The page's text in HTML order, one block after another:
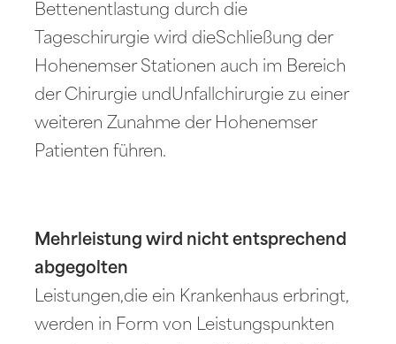
Bettenentlastung durch die
Tageschirurgie wird dieSchließung der
Hohenemser Stationen auch im Bereich
der Chirurgie undUnfallchirurgie zu einer
weiteren Zunahme der Hohenemser
Patienten führen.
Mehrleistung wird nicht entsprechend
abgegolten
Leistungen,die ein Krankenhaus erbringt,
werden in Form von Leistungspunkten